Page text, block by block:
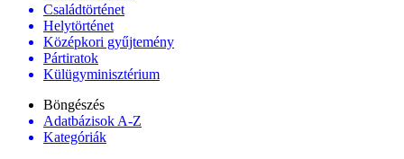
Családtörténet
Helytörténet
Középkori gyűjtemény
Pártiratok
Külügyminisztérium
Böngészés
Adatbázisok A-Z
Kategóriák